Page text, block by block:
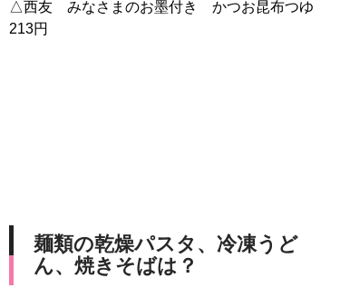
△西友 みなさまのお墨付き かつお昆布つゆ
213円
麺類の乾燥パスタ、冷凍うど
ん、焼きそばは？